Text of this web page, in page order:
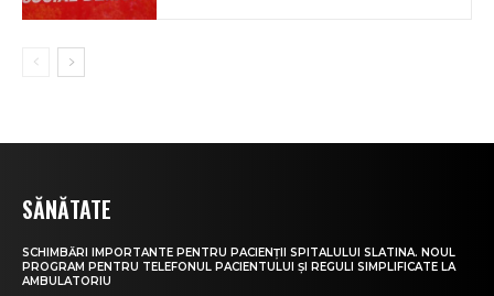
SĂNĂTATE
SCHIMBĂRI IMPORTANTE PENTRU PACIENȚII SPITALULUI SLATINA. NOUL
PROGRAM PENTRU TELEFONUL PACIENTULUI ȘI REGULI SIMPLIFICATE LA
AMBULATORIU